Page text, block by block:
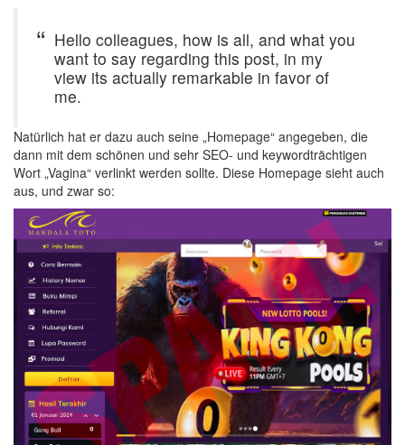
Hello colleagues, how is all, and what you
want to say regarding this post, in my
view its actually remarkable in favor of
me.
Natürlich hat er dazu auch seine „Homepage“ angegeben, die
dann mit dem schönen und sehr SEO- und keywordträchtigen
Wort „Vagina“ verlinkt werden sollte. Diese Homepage sieht auch
aus, und zwar so: